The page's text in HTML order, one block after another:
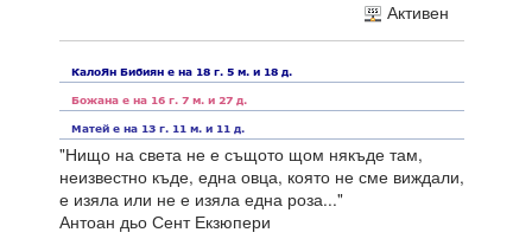
Активен
"Нищо на света не е същото щом някъде там,
неизвестно къде, една овца, която не сме виждали,
е изяла или не е изяла една роза..."
Антоан дьо Сент Екзюпери